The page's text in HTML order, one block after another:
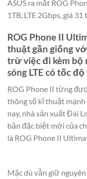
ASUS ra mắt ROG
1TB, LTE 2Gbps, giá
ROG Phone II
thuật gần giống
trừ việc đi kèm
sóng LTE có tốc
ROG Phone II từng
thông số kĩ thuật mạnh
nay, nhà sản xuất Đài
bản đặc biệt mới của
là ROG Phone II
Mặc dù vẫn giữ